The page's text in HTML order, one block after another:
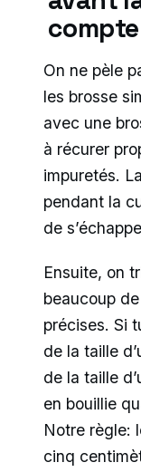
On ne pèle
les brosse
avec une
à récurer
impuretés.
pendant la
de
Ensuite, on
beaucoup
précises. Si
de la taille
de la taille
en bouillie
Notre règle:
cinq